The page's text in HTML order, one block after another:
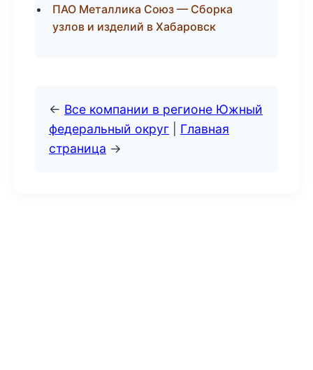
ПАО Металлика Союз — Сборка
узлов и изделий в Хабаровск
← Все компании в регионе Южный
федеральный округ
Главная
страница →